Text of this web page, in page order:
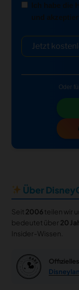
Jetzt
Oder
Über
Seit 2006teilen wir
bedeutet über 20
Insider-Wissen.